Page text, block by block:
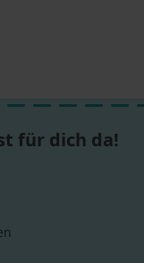
für dich da!